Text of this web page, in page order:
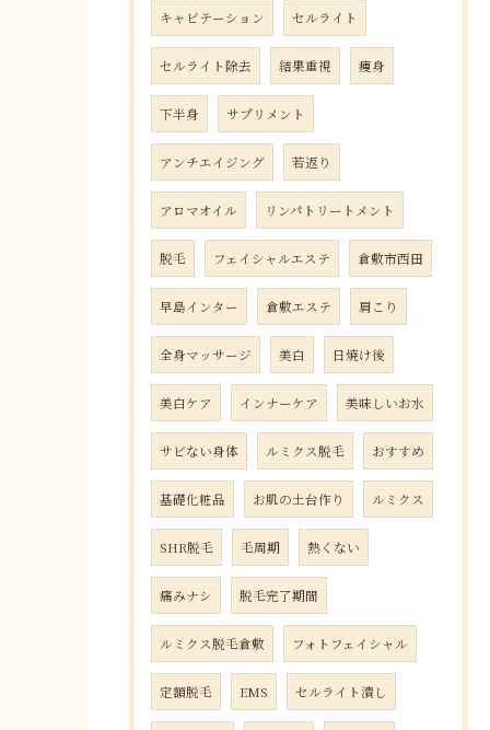
キャビテーション セルライト
セルライト除去 結果重視 痩身
下半身 サプリメント
アンチエイジング 若返り
アロマオイル リンパトリートメント
脱毛 フェイシャルエステ 倉敷市西田
早島インター 倉敷エステ 肩こり
全身マッサージ 美白 日焼け後
美白ケア インナーケア 美味しいお水
サビない身体 ルミクス脱毛 おすすめ
基礎化粧品 お肌の土台作り ルミクス
SHR脱毛 毛周期 熱くない
痛みナシ 脱毛完了期間
ルミクス脱毛倉敷 フォトフェイシャル
定額脱毛 EMS セルライト潰し